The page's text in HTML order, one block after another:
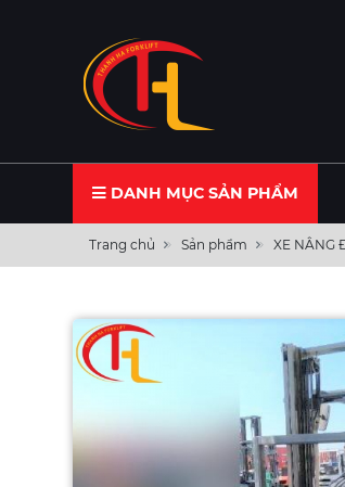
DANH MỤC SẢN PHẨM
Trang chủ Sản phẩm XE NÂNG